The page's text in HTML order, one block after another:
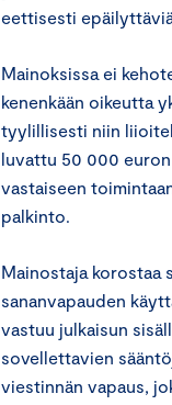
eettisesti
Mainoksissa ei
kenenkään oikeutta
tyylillisesti niin
luvattu 50 000
vastaiseen
palkinto.
Mainostaja korostaa
sananvapauden
vastuu julkaisun
sovellettavien
viestinnän vapaus,